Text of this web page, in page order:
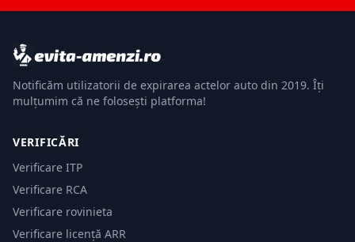
Notificăm utilizatorii de expirarea actelor auto din 2019. Îți
mulțumim că ne folosești platforma!
VERIFICĂRI
Verificare ITP
Verificare RCA
Verificare rovinieta
Verificare licență ARR